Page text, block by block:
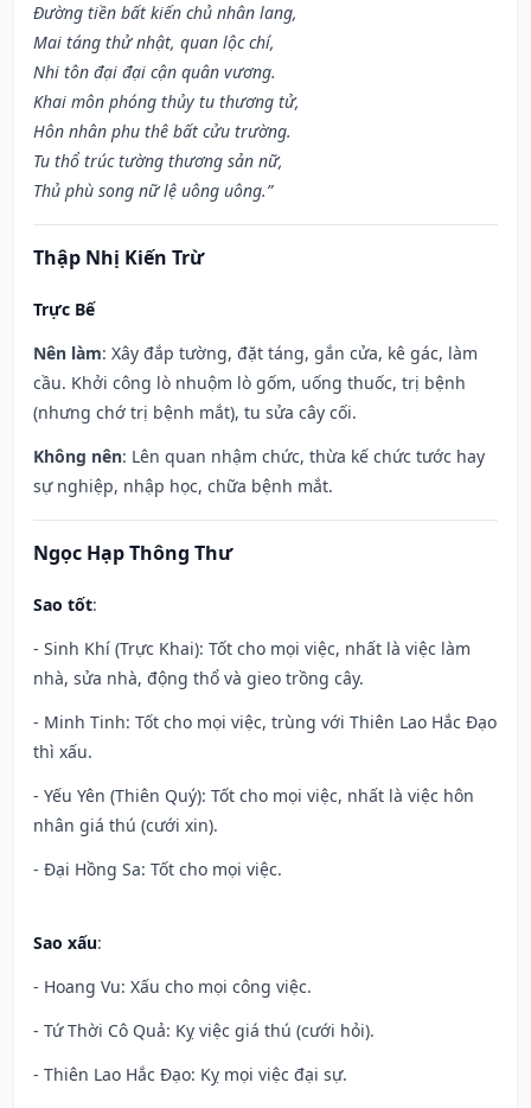
Đường tiền bất kiến chủ nhân lang,
Mai táng thử nhật, quan lộc chí,
Nhi tôn đại đại cận quân vương.
Khai môn phóng thủy tu thương tử,
Hôn nhân phu thê bất cửu trường.
Tu thổ trúc tường thương sản nữ,
Thủ phù song nữ lệ uông uông.”
Thập Nhị Kiến Trừ
Trực Bế
Nên làm: Xây đắp tường, đặt táng, gắn cửa, kê gác, làm
cầu. Khởi công lò nhuộm lò gốm, uống thuốc, trị bệnh
(nhưng chớ trị bệnh mắt), tu sửa cây cối.
Không nên: Lên quan nhậm chức, thừa kế chức tước hay
sự nghiệp, nhập học, chữa bệnh mắt.
Ngọc Hạp Thông Thư
Sao tốt:
- Sinh Khí (Trực Khai): Tốt cho mọi việc, nhất là việc làm
nhà, sửa nhà, động thổ và gieo trồng cây.
- Minh Tinh: Tốt cho mọi việc, trùng với Thiên Lao Hắc Đạo
thì xấu.
- Yếu Yên (Thiên Quý): Tốt cho mọi việc, nhất là việc hôn
nhân giá thú (cưới xin).
- Đại Hồng Sa: Tốt cho mọi việc.
Sao xấu:
- Hoang Vu: Xấu cho mọi công việc.
- Tứ Thời Cô Quả: Kỵ việc giá thú (cưới hỏi).
- Thiên Lao Hắc Đạo: Kỵ mọi việc đại sự.